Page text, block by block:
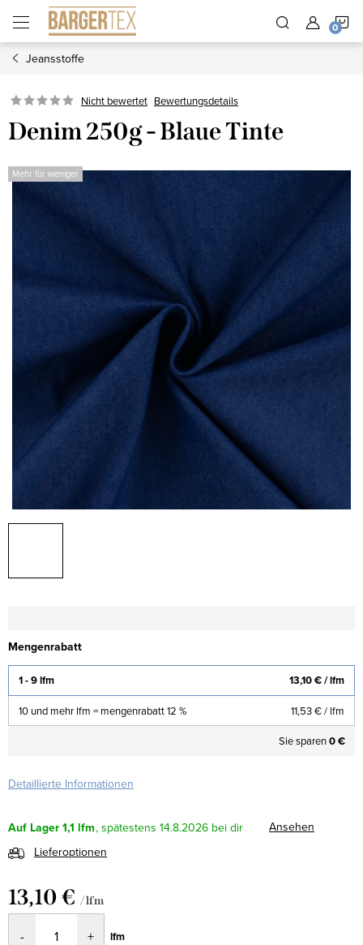
Inhalt
springen
Jeansstoffe
Nicht bewertet Bewertungsdetails
Denim 250g - Blaue Tinte
Mehr für weniger
Mengenrabatt
1 - 9 lfm 13,10 €/ lfm
10 und mehr lfm = mengenrabatt 12 % 11,53 €/ lfm
Sie sparen0 €
Detaillierte Informationen
Auf Lager 1,1 lfm 14.8.2026
Ansehen
Lieferoptionen
13,10 € / lfm
lfm